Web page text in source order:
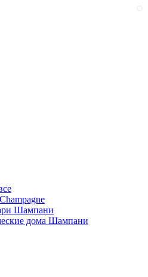
Шампани
дома Шампани